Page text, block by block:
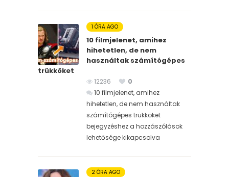
1 ÓRA AGO
10 filmjelenet, amihez
hihetetlen, de nem
használtak számítógépes
trükköket
12236
0
10 filmjelenet, amihez
hihetetlen, de nem használtak
számítógépes trükköket
bejegyzéshez a hozzászólások
lehetősége kikapcsolva
2 ÓRA AGO